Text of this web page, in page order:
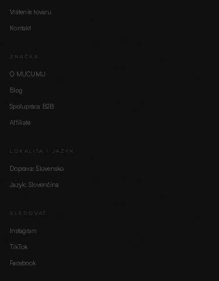
Vrátenie tovaru
Kontakt
ZNAČKA
O MUCUMU
Blog
Spolupráca B2B
Affiliate
LOKALITA / JAZYK
Doprava: Slovensko
Jazyk: Slovenčina
SLEDOVAŤ
Instagram
TikTok
Facebook